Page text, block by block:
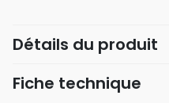
Détails du produit
Fiche technique